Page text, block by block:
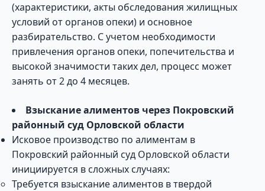
(характеристики, акты обследования жилищных
условий от органов опеки) и основное
разбирательство. С учетом необходимости
привлечения органов опеки, попечительства и
высокой значимости таких дел, процесс может
занять от 2 до 4 месяцев.
Взыскание алиментов через Покровский
районный суд Орловской области
Исковое производство по алиментам в
Покровский районный суд Орловской области
инициируется в сложных случаях:
Требуется взыскание алиментов в твердой